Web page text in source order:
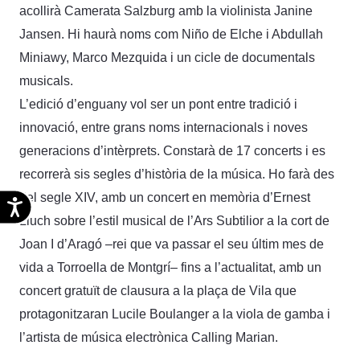
Accesibilidad
acollirà Camerata Salzburg amb la violinista Janine
Jansen. Hi haurà noms com Niño de Elche i Abdullah
Miniawy, Marco Mezquida i un cicle de documentals
musicals.
L’edició d’enguany vol ser un pont entre tradició i
innovació, entre grans noms internacionals i noves
generacions d’intèrprets. Constarà de 17 concerts i es
recorrerà sis segles d’història de la música. Ho farà des
del segle XIV, amb un concert en memòria d’Ernest
Lluch sobre l’estil musical de l’Ars Subtilior a la cort de
Joan I d’Aragó –rei que va passar el seu últim mes de
vida a Torroella de Montgrí– fins a l’actualitat, amb un
concert gratuït de clausura a la plaça de Vila que
protagonitzaran Lucile Boulanger a la viola de gamba i
l’artista de música electrònica Calling Marian.